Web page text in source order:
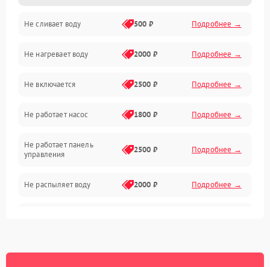
Электропитание
Датчики
Нагрев
Вода
Гигиена
Не сливает воду 500 ₽ Подробнее →
Не нагревает воду 2000 ₽ Подробнее →
Не включается 2500 ₽ Подробнее →
Не работает насос 1800 ₽ Подробнее →
Не работает панель
управления
2500 ₽ Подробнее →
Не распыляет воду 2000 ₽ Подробнее →
Проблемы с набором